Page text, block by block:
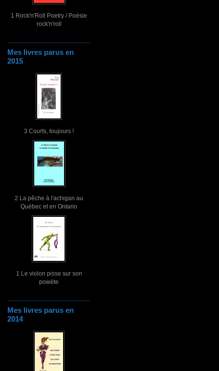
1 Rock'n'Roll Poetry / Poésie
rock'n'roll
Mes livres parus en
2015
3 Courts, toujours !
2 La pêche à l'achigan au
Québec et en Ontario
1 Le violon pisse sur son
powète
Mes livres parus en
2014